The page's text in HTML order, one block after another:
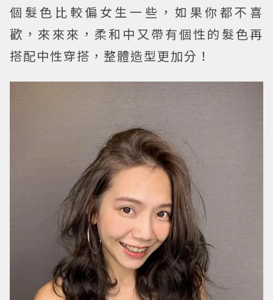
個髮色比較偏女生一些，如果你都不喜
歡，來來來，柔和中又帶有個性的髮色再
搭配中性穿搭，整體造型更加分！